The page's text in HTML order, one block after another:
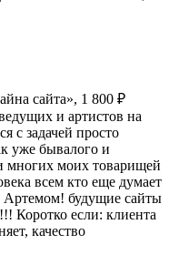
сайта», 1 800 ₽
и артистов на
с задачей просто
уже бывалого и
многих моих товарищей
всем кто еще думает
Артемом! будущие сайты
Коротко если: клиента
качество